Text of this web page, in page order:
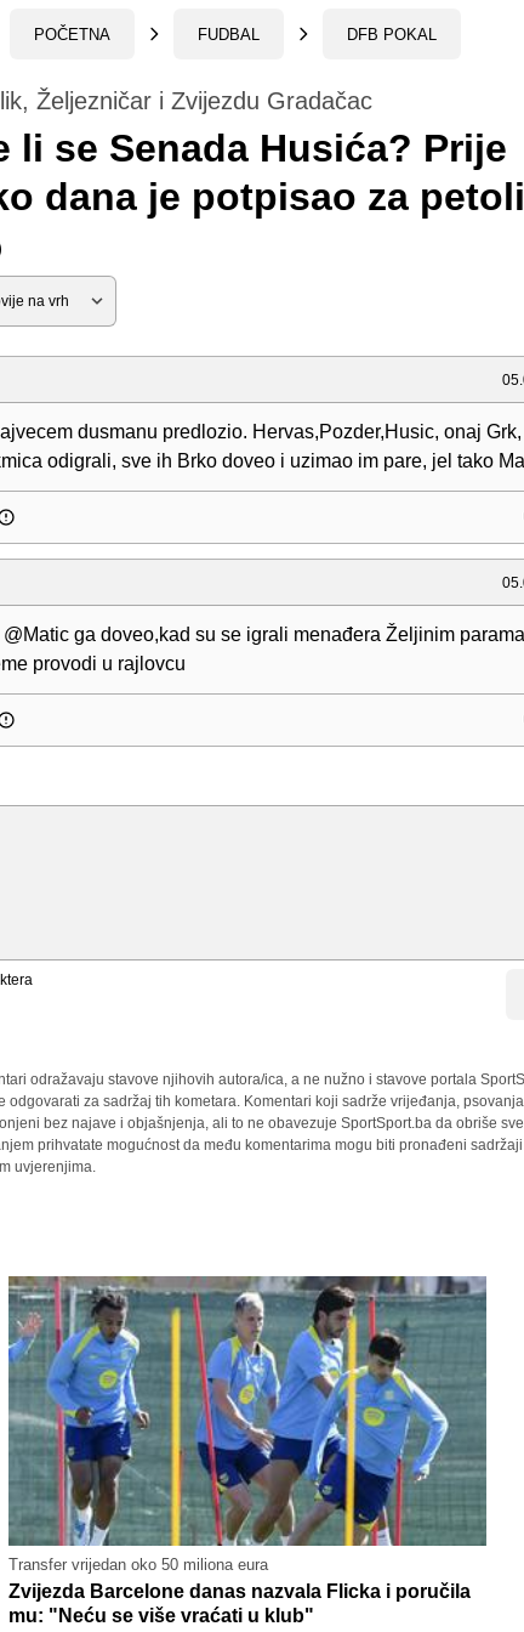
POČETNA FUDBAL DFB POKAL
Željezničar i Zvijezdu Gradačac
li se Senada Husića? Prije
dana je potpisao za
dusmanu predlozio. Hervas,Pozder,Husic, onaj
odigrali, sve ih Brko doveo i uzimao im pare, jel tako
ga doveo,kad su se igrali menađera Željinim
provodi u rajlovcu
odražavaju stavove njihovih autora/ica, a ne nužno i stavove portala
odgovarati za sadržaj tih kometara. Komentari koji sadrže vrijeđanja,
bez najave i objašnjenja, ali to ne obavezuje SportSport.ba da obriše
prihvatate mogućnost da među komentarima mogu biti pronađeni
uvjerenjima.
Transfer vrijedan oko 50 miliona eura
Zvijezda Barcelone danas nazvala Flicka i poručila
mu: "Neću se više vraćati u klub"